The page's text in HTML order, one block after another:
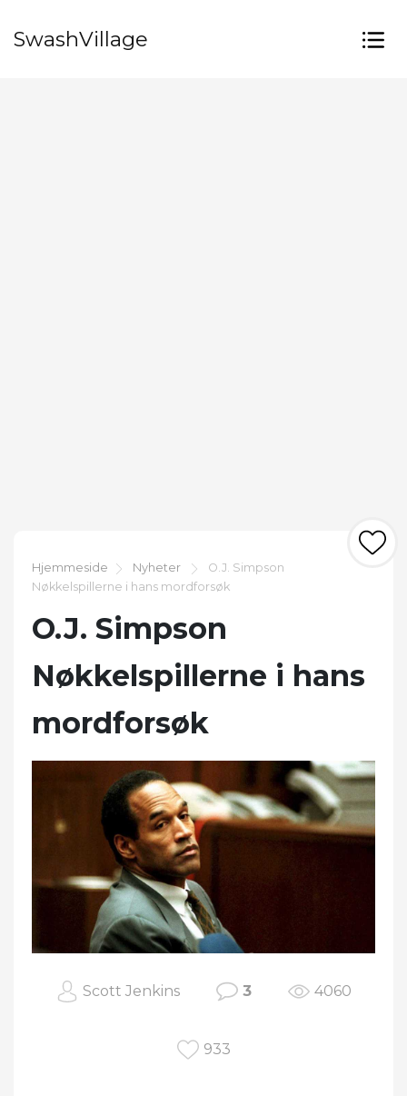
SwashVillage
Hjemmeside Nyheter
O.J. Simpson
Nøkkelspillerne i hans mordforsøk
O.J. Simpson
Nøkkelspillerne i hans
mordforsøk
Scott Jenkins 3 4060
933